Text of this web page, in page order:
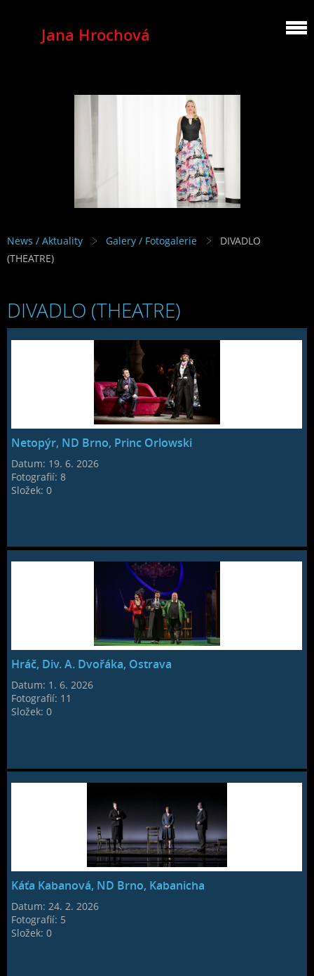
Jana Hrochová
MEZZOSOPRANO
News / Aktuality Galery / Fotogalerie
DIVADLO
(THEATRE)
DIVADLO (THEATRE)
Netopýr, ND Brno, Princ Orlowski
Datum: 19. 6. 2026
Fotografií:8
Složek:0
Hráč, Div. A. Dvořáka, Ostrava
Datum: 1. 6. 2026
Fotografií: 11
Složek:0
Káťa Kabanová, ND Brno, Kabanicha
Datum:24. 2. 2026
Fotografií: 5
Složek:0